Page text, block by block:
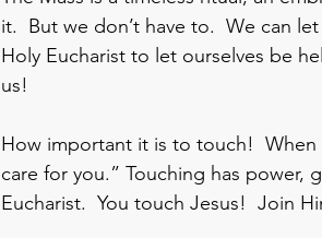
it.  But we don’t have to.  We can
Holy Eucharist to let ourselves be
us!
How important it is to touch!
care for you.” Touching has power,
Eucharist.  You touch Jesus!  Join